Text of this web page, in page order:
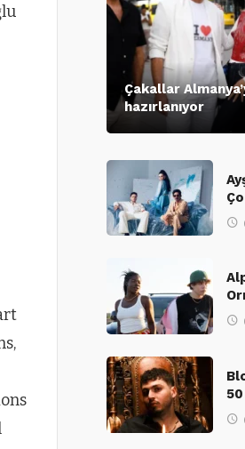
Çakallar
hazırlanıyor